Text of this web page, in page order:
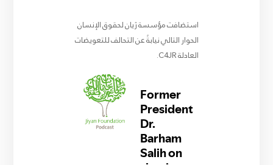
استضافت مؤسسة ژيان لحقوق الإنسان
الحوار التالي نيابةً عن التحالف للتعويضات
العادلة C4JR.